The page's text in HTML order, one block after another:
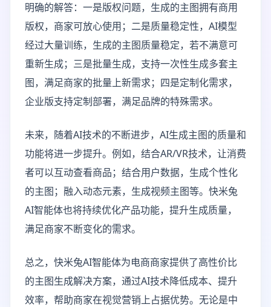
明确的解答：一是版权问题，生成的主图拥有商用
版权，商家可放心使用；二是质量稳定性，AI模型
经过大量训练，生成的主图质量稳定，若不满意可
重新生成；三是批量生成，支持一次性生成多套主
图，满足商家的批量上新需求；四是定制化需求，
企业版支持定制部署，满足品牌的特殊需求。
未来，随着AI技术的不断进步，AI生成主图的质量和
功能将进一步提升。例如，结合AR/VR技术，让消费
者可以互动查看商品；结合用户数据，生成个性化
的主图；融入动态元素，生成视频主图等。快米兔
AI智能体也将持续优化产品功能，提升生成质量，
满足商家不断变化的需求。
总之，快米兔AI智能体为电商商家提供了高性价比
的主图生成解决方案，通过AI技术降低成本、提升
效率，帮助商家在视觉营销上占据优势。无论是中